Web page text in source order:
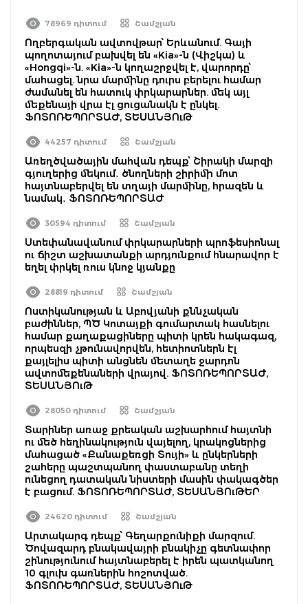
78969 դիտում Շամշյան
Ողբերգական ավտովթար՝ Երևանում. Գայի
պողոտայում բախվել են «Kia»-ն (Վիշկա) և
«Hongqi»-ն. «Kia»-ն կողաշրջվել է, վարորդը՝
մահացել. նրա մարմինը դուրս բերելու համար
ժամանել են հատուկ փրկարարներ. մեկ այլ
մեքենայի վրա էլ ցուցանակն է ընկել.
ՖՈՏՈՌԵՊՈՐՏԱԺ, ՏԵՍԱՆՅՈւԹ
44257 դիտում Շամշյան
Առեղծվածային մահվան դեպք՝ Շիրակի մարզի
գյուղերից մեկում․ ծնողների շիրիմի մոտ
հայտնաբերվել են տղայի մարմինը, հրազեն և
նամակ․ ՖՈՏՈՌԵՊՈՐՏԱԺ
30594 դիտում Շամշյան
Ստեփանավանում փրկարարների պրոֆեսիոնալ
ու ճիշտ աշխատանքի արդյունքում հնարավոր է
եղել փրկել ռուս կնոջ կյանքը
28819 դիտում Շամշյան
Ոստիկանության և Աբովյանի քննչական
բաժիններ, ՊԾ Կոտայքի գումարտակ հասնելու
համար քաղաքացիները պիտի կրեն հակագազ,
որպեսզի չթունավորվեն, հետիոտներն էլ
քայլելիս պիտի անցնեն մետաղե ջարդոն
ավտոմեքենաների վրայով. ՖՈՏՈՌԵՊՈՐՏԱԺ,
ՏԵՍԱՆՅՈւԹ
28050 դիտում Շամշյան
Տարիներ առաջ քրեական աշխարհում հայտնի
ու մեծ հեղինակություն վայելող, կրակոցներից
մահացած «Քանաքեռցի Տույի» և ընկերների
շահերը պաշտպանող փաստաբանը տեղի
ունեցող դատական նիստերի մասին փակագծեր
է բացում. ՖՈՏՈՌԵՊՈՐՏԱԺ, ՏԵՍԱՆՅՈւԹԵՐ
24620 դիտում Շամշյան
Արտակարգ դեպք՝ Գեղարքունիքի մարզում.
Ծովազարդ բնակավայրի բնակիչը գետնափոր
շինությունում հայտնաբերել է իրեն պատկանող
10 գլուխ գառներին հոշոտված.
ՖՈՏՈՌԵՊՈՐՏԱԺ, ՏԵՍԱՆՅՈւԹ